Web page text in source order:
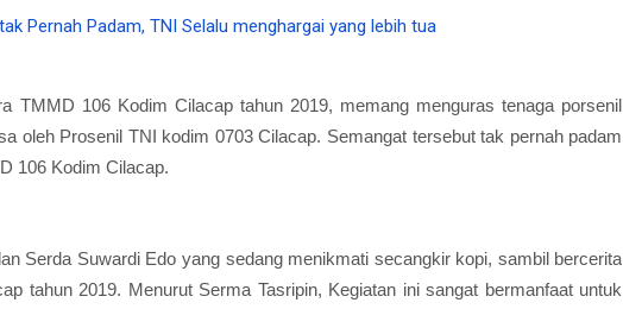
TMMD 106 Kodim Cilacap tahun 2019, memang menguras tenaga porsenil
oleh Prosenil TNI kodim 0703 Cilacap. Semangat tersebut tak pernah padam
106 Kodim Cilacap.
Serda Suwardi Edo yang sedang menikmati secangkir kopi, sambil bercerita
tahun 2019. Menurut Serma Tasripin, Kegiatan ini sangat bermanfaat untuk